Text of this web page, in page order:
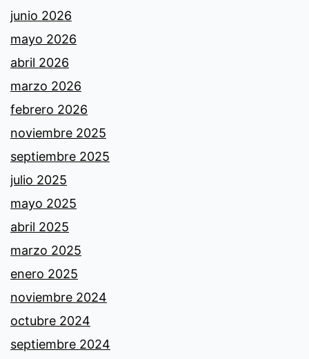
junio 2026
mayo 2026
abril 2026
marzo 2026
febrero 2026
noviembre 2025
septiembre 2025
julio 2025
mayo 2025
abril 2025
marzo 2025
enero 2025
noviembre 2024
octubre 2024
septiembre 2024